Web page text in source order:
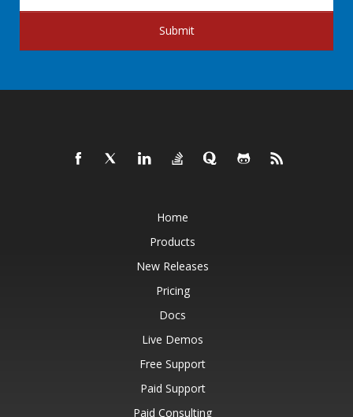
Submit
Home
Products
New Releases
Pricing
Docs
Live Demos
Free Support
Paid Support
Paid Consulting